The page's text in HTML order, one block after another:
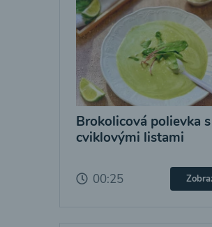
Brokolicová polievka s
cviklovými listami
00:25